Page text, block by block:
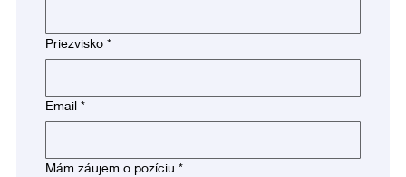
Priezvisko *
Email *
Mám záujem o pozíciu *